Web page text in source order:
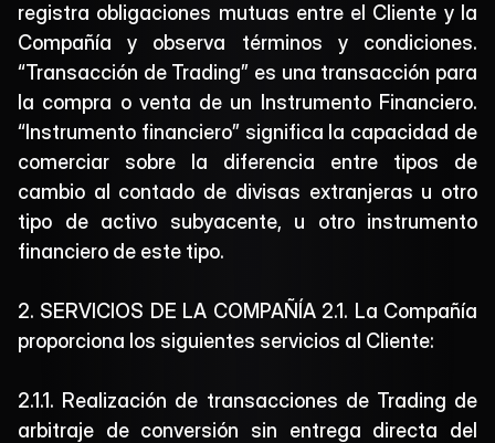
registra obligaciones mutuas entre el Cliente y la
Compañía y observa términos y condiciones.
“Transacción de Trading” es una transacción para
la compra o venta de un Instrumento Financiero.
“Instrumento financiero” significa la capacidad de
comerciar sobre la diferencia entre tipos de
cambio al contado de divisas extranjeras u otro
tipo de activo subyacente, u otro instrumento
financiero de este tipo.
2. SERVICIOS DE LA COMPAÑÍA 2.1. La Compañía
proporciona los siguientes servicios al Cliente:
2.1.1. Realización de transacciones de Trading de
arbitraje de conversión sin entrega directa del